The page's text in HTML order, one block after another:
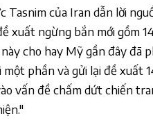
của Iran dẫn lời
xuất ngừng bắn mới gồm
cho hay Mỹ gần đây đã
một phần và gửi lại đề xuất
vấn đề chấm dứt chiến